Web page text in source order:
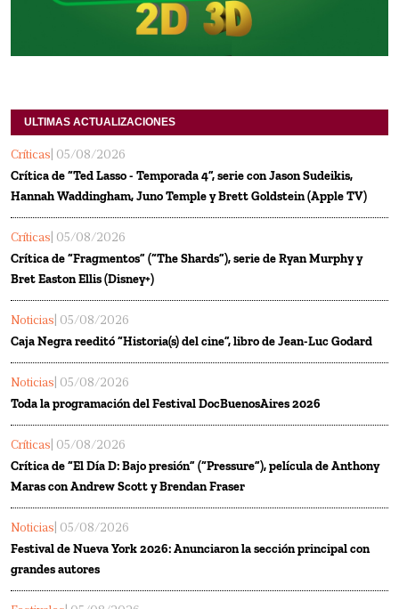
ULTIMAS ACTUALIZACIONES
Críticas | 05/08/2026
Crítica de “Ted Lasso - Temporada 4”, serie con Jason Sudeikis,
Hannah Waddingham, Juno Temple y Brett Goldstein (Apple TV)
Críticas | 05/08/2026
Crítica de “Fragmentos” (“The Shards”), serie de Ryan Murphy y
Bret Easton Ellis (Disney+)
Noticias | 05/08/2026
Caja Negra reeditó “Historia(s) del cine”, libro de Jean-Luc Godard
Noticias | 05/08/2026
Toda la programación del Festival DocBuenosAires 2026
Críticas | 05/08/2026
Crítica de “El Día D: Bajo presión” (“Pressure”), película de Anthony
Maras con Andrew Scott y Brendan Fraser
Noticias | 05/08/2026
Festival de Nueva York 2026: Anunciaron la sección principal con
grandes autores